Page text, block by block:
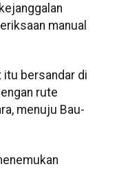
manual
itu bersandar di
rute
menuju Bau-